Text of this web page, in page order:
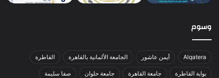
وسوم
Alqatera أيمن عاشور الجامعة الألمانية بالقاهرة القاطرة
بوابة القاطرة جامعة القاهرة جامعة حلوان صفا سليمة